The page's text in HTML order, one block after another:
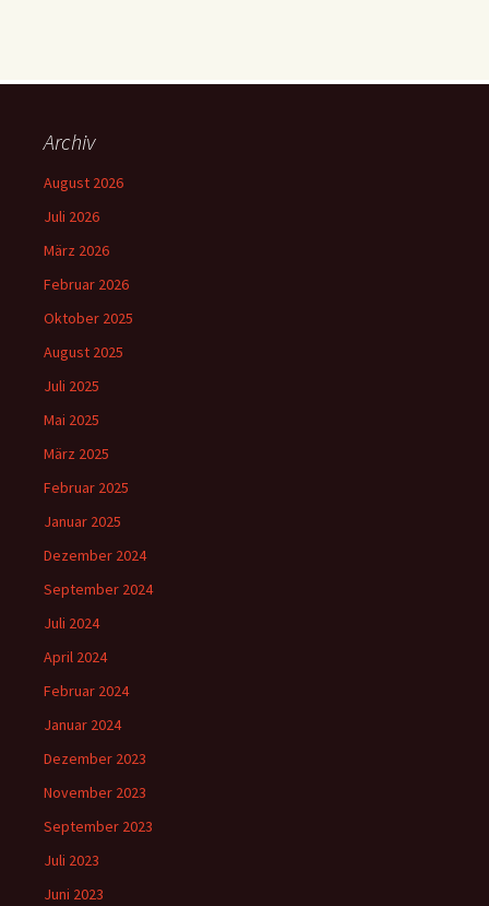
Archiv
August 2026
Juli 2026
März 2026
Februar 2026
Oktober 2025
August 2025
Juli 2025
Mai 2025
März 2025
Februar 2025
Januar 2025
Dezember 2024
September 2024
Juli 2024
April 2024
Februar 2024
Januar 2024
Dezember 2023
November 2023
September 2023
Juli 2023
Juni 2023